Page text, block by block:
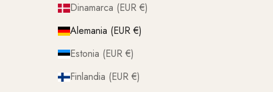
Dinamarca (EUR €)
Alemania (EUR €)
Estonia (EUR €)
Finlandia (EUR €)